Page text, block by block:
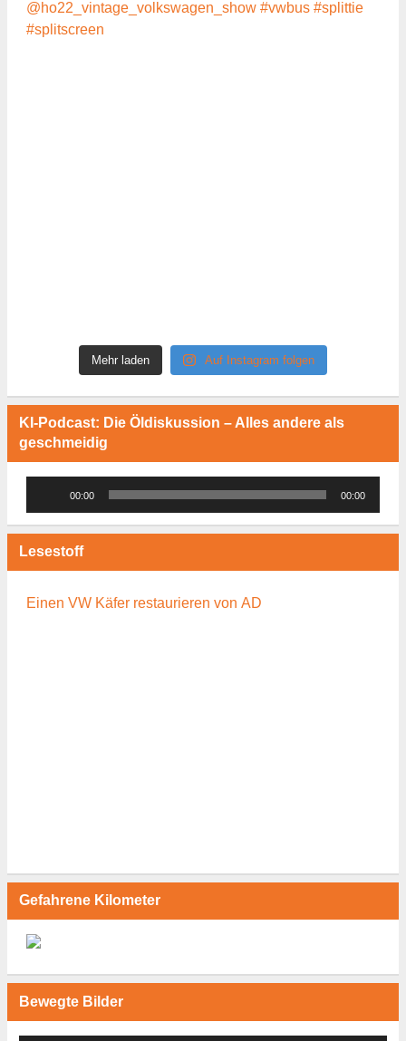
Mehr laden Auf Instagram folgen
KI-Podcast: Die Öldiskussion – Alles andere als
geschmeidig
00:00 00:00
Lesestoff
Einen VW Käfer restaurieren von AD
Gefahrene Kilometer
Bewegte Bilder